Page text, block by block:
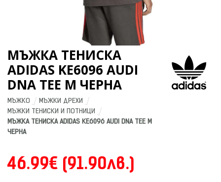
МЪЖКА ТЕНИСКА
ADIDAS KE6096 AUDI
DNA TEE M ЧЕРНА
МЪЖКО
МЪЖКИ ДРЕХИ
МЪЖКИ ТЕНИСКИ И ПОТНИЦИ
МЪЖКА ТЕНИСКА ADIDAS KE6096 AUDI DNA TEE M
ЧЕРНА
46.99€ (91.90лв.)